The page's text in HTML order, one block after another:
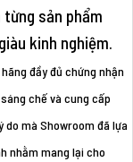
sản phẩm
kinh nghiệm.
đầy đủ chứng nhận
chế và cung cấp
mà Showroom đã lựa
nhằm mang lại cho